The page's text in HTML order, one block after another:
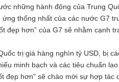
những hành động của Trung
thống nhất của các nước G7
đẹp hơn” của G7 sẽ nhằm cạnh
trị giá hàng nghìn tỷ USD, bị
minh bạch và các tiêu chuẩn
đẹp hơn" sẽ chào mời sự hợp tác